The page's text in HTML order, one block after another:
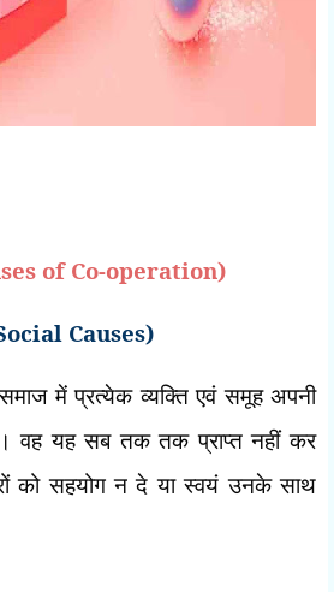
of Co-operation)
Causes)
में प्रत्येक व्यक्ति एवं समूह अपनी
वह यह सब तक तक प्राप्त नहीं कर
को सहयोग न दे या स्वयं उनके साथ